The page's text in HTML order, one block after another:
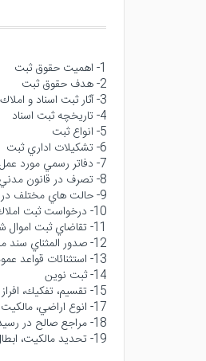
1- اهميت حقوق ثبت
2- هدف حقوق ثبت
3- آثار ثبت اسناد و املاك
4- تاريخچه ثبت اسناد
5- انواع ثبت
6- تشكيلات اداري ثبت
7- دفاتر رسمي مورد عمل در ادارات ثبت اسناد
8- تصرف در قانون مدني و تصرف در حقوق ثبت
9- حالت هاي مختلف در تصرف ملك مورد تقاضاي ثبت
10- درخواست ثبت املاك دولتي
11- تقاضاي ثبت اموال شركتها
12- صدور المثناي سند مالكيت
13- استثنائات قواعد عمومي ثبت ملك
14- ثبت نوين
15- تقسيم، تفكيك، افراز و تجميع
17- انوع اراضي، مالكيت و نحوه صدور اسناد مالكيت مربوطه
18- مراجع صالح در رسيدگي به اختلافات و اشتباهات ثبتي و دعاوي ملكي
19- تحديد مالكيت، ابطال اسناد مالكيت، قوانين مربوط به تملك اراضي